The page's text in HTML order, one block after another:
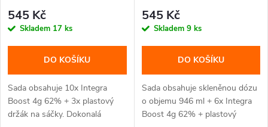
545 Kč
Skladem 17 ks
DO KOŠÍKU
Sada obsahuje 10x Integra
Boost 4g 62% + 3x plastový
držák na sáčky. Dokonalá
545 Kč
Skladem 9 ks
DO KOŠÍKU
Sada obsahuje skleněnou dózu
o objemu 946 ml + 6x Integra
Boost 4g 62% + plastový